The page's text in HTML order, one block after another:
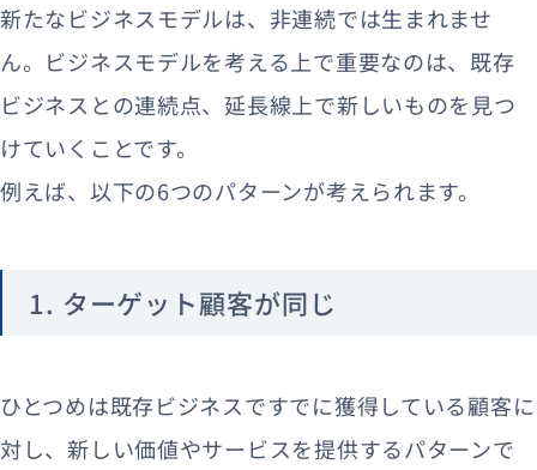
新たなビジネスモデルは、非連続では生まれませ
ん。ビジネスモデルを考える上で重要なのは、既存
ビジネスとの連続点、延長線上で新しいものを見つ
けていくことです。
例えば、以下の6つのパターンが考えられます。
1. ターゲット顧客が同じ
ひとつめは既存ビジネスですでに獲得している顧客に
対し、新しい価値やサービスを提供するパターンで